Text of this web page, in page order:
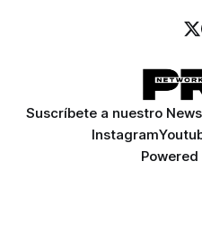
Suscríbete a nuestro
Instagram
Powered